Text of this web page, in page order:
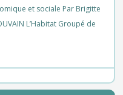
et sociale Par Brigitte
L’Habitat Groupé de